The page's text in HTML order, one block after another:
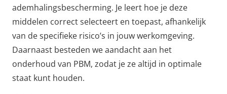
ademhalingsbescherming. Je leert hoe je deze
middelen correct selecteert en toepast, afhankelijk
van de specifieke risico’s in jouw werkomgeving.
Daarnaast besteden we aandacht aan het
onderhoud van PBM, zodat je ze altijd in optimale
staat kunt houden.